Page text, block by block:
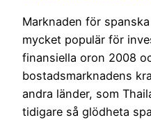
Marknaden för
mycket populär för
finansiella oron 2008
bostadsmarknadens
andra länder, som
tidigare så glödheta